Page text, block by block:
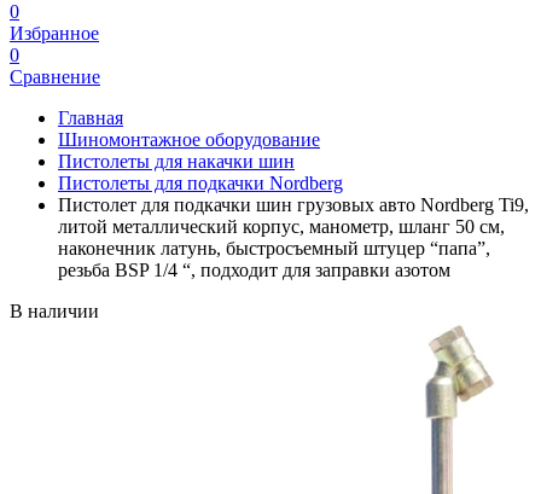
0
Избранное
0
Сравнение
Главная
Шиномонтажное оборудование
Пистолеты для накачки шин
Пистолеты для подкачки Nordberg
Пистолет для подкачки шин грузовых авто Nordberg Ti9,
литой металлический корпус, манометр, шланг 50 см,
наконечник латунь, быстросъемный штуцер “папа”,
резьба BSP 1/4 “, подходит для заправки азотом
В наличии